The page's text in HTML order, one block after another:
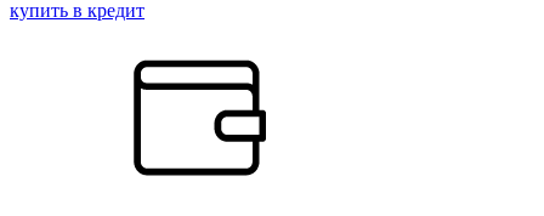
купить в кредит